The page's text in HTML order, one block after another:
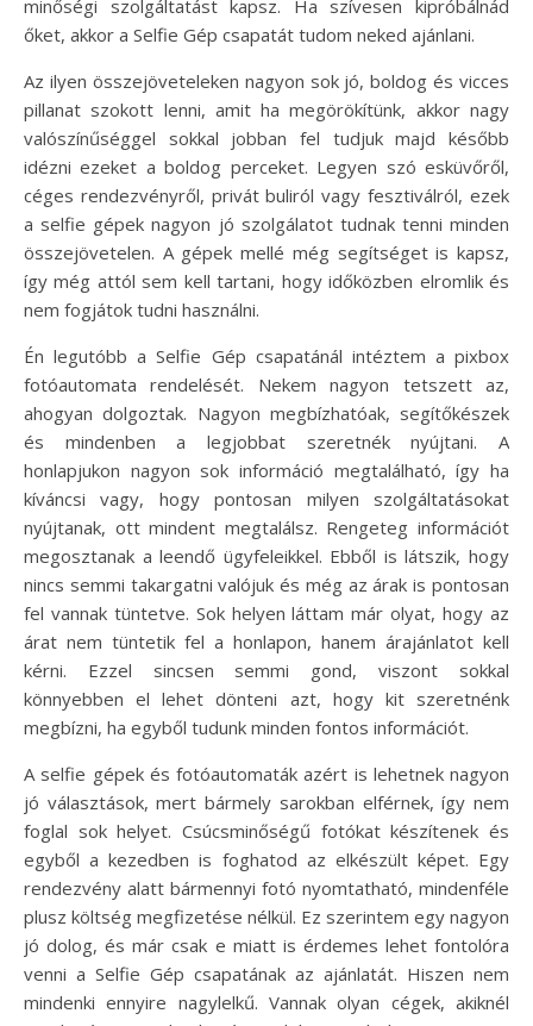
minőségi szolgáltatást kapsz. Ha szívesen kipróbálnád
őket, akkor a Selfie Gép csapatát tudom neked ajánlani.
Az ilyen összejöveteleken nagyon sok jó, boldog és vicces
pillanat szokott lenni, amit ha megörökítünk, akkor nagy
valószínűséggel sokkal jobban fel tudjuk majd később
idézni ezeket a boldog perceket. Legyen szó esküvőről,
céges rendezvényről, privát buliról vagy fesztiválról, ezek
a selfie gépek nagyon jó szolgálatot tudnak tenni minden
összejövetelen. A gépek mellé még segítséget is kapsz,
így még attól sem kell tartani, hogy időközben elromlik és
nem fogjátok tudni használni.
Én legutóbb a Selfie Gép csapatánál intéztem a pixbox
fotóautomata rendelését. Nekem nagyon tetszett az,
ahogyan dolgoztak. Nagyon megbízhatóak, segítőkészek
és mindenben a legjobbat szeretnék nyújtani. A
honlapjukon nagyon sok információ megtalálható, így ha
kíváncsi vagy, hogy pontosan milyen szolgáltatásokat
nyújtanak, ott mindent megtalálsz. Rengeteg információt
megosztanak a leendő ügyfeleikkel. Ebből is látszik, hogy
nincs semmi takargatni valójuk és még az árak is pontosan
fel vannak tüntetve. Sok helyen láttam már olyat, hogy az
árat nem tüntetik fel a honlapon, hanem árajánlatot kell
kérni. Ezzel sincsen semmi gond, viszont sokkal
könnyebben el lehet dönteni azt, hogy kit szeretnénk
megbízni, ha egyből tudunk minden fontos információt.
A selfie gépek és fotóautomaták azért is lehetnek nagyon
jó választások, mert bármely sarokban elférnek, így nem
foglal sok helyet. Csúcsminőségű fotókat készítenek és
egyből a kezedben is foghatod az elkészült képet. Egy
rendezvény alatt bármennyi fotó nyomtatható, mindenféle
plusz költség megfizetése nélkül. Ez szerintem egy nagyon
jó dolog, és már csak e miatt is érdemes lehet fontolóra
venni a Selfie Gép csapatának az ajánlatát. Hiszen nem
mindenki ennyire nagylelkű. Vannak olyan cégek, akiknél